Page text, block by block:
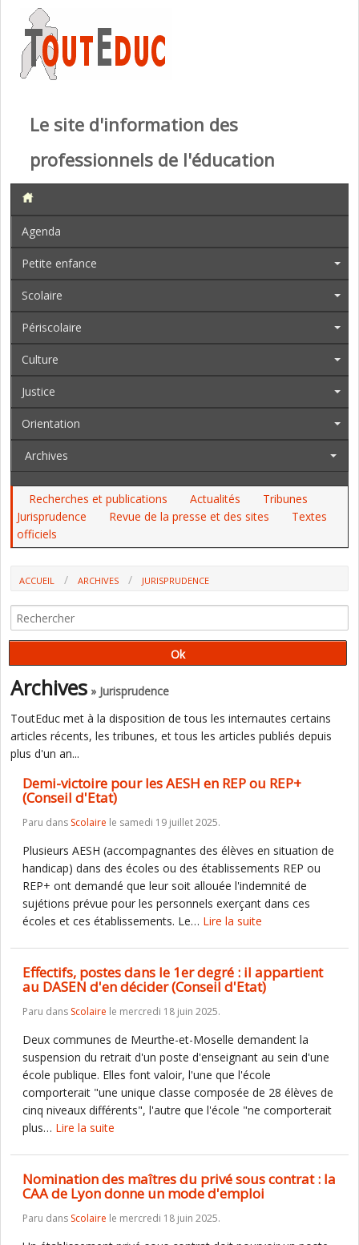
Le site d'information des
professionnels de l'éducation
Agenda
Petite enfance
Scolaire
Périscolaire
Culture
Justice
Orientation
Archives
Recherches et publications Actualités
Tribunes
Jurisprudence
Revue de la presse et des sites
Textes
officiels
ACCUEIL ARCHIVES JURISPRUDENCE
Archives » Jurisprudence
ToutEduc met à la disposition de tous les internautes certains
articles récents, les tribunes, et tous les articles publiés depuis
plus d'un an...
Demi-victoire pour les AESH en REP ou REP+
(Conseil d'Etat)
Paru dans Scolaire le samedi 19 juillet 2025.
Plusieurs AESH (accompagnantes des élèves en situation de
handicap) dans des écoles ou des établissements REP ou
REP+ ont demandé que leur soit allouée l'indemnité de
sujétions prévue pour les personnels exerçant dans ces
écoles et ces établissements. Le… Lire la suite
Effectifs, postes dans le 1er degré : il appartient
au DASEN d'en décider (Conseil d'Etat)
Paru dans Scolaire le mercredi 18 juin 2025.
Deux communes de Meurthe-et-Moselle demandent la
suspension du retrait d'un poste d'enseignant au sein d'une
école publique. Elles font valoir, l'une que l'école
comporterait "une unique classe composée de 28 élèves de
cinq niveaux différents", l'autre que l'école "ne comporterait
plus… Lire la suite
Nomination des maîtres du privé sous contrat : la
CAA de Lyon donne un mode d'emploi
Paru dans Scolaire le mercredi 18 juin 2025.